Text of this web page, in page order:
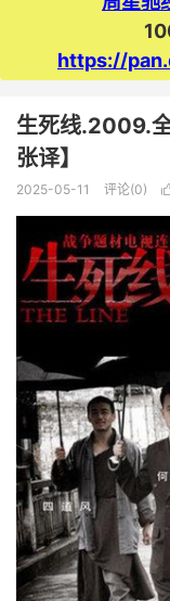
https://
生死线.2009.
张译】
2025-05-11 评论(0)